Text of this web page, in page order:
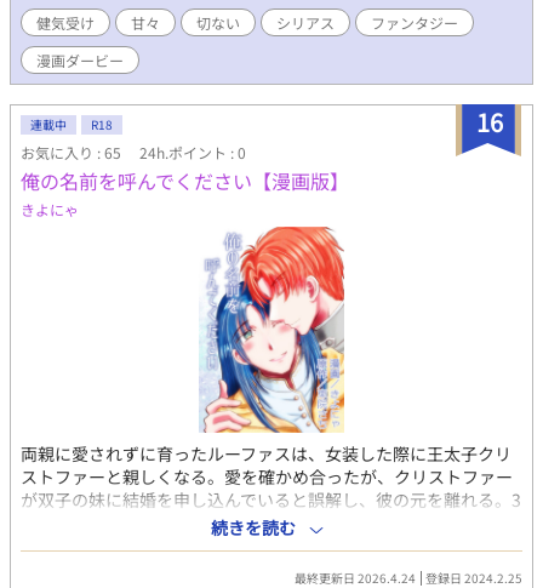
健気受け
甘々 切ない シリアス
ファンタジー
漫画ダービー
16
連載中 R18
お気に入り : 65 24h.ポイント : 0
俺の名前を呼んでください【漫画版】
きよにゃ
両親に愛されずに育ったルーファスは、女装した際に王太子クリ
ストファーと親しくなる。愛を確かめ合ったが、クリストファー
が双子の妹に結婚を申し込んでいると誤解し、彼の元を離れる。3
年後、神学校から呼び戻されたルーファスだが…。 東院さち様の
BL小説「俺の名前を呼んでください」の漫画版です。（目次下部
に小説リンクあり） 【更新情報】金曜日に更新していきます。
続きを読む
最終更新日 2026.4.24 登録日 2024.2.25